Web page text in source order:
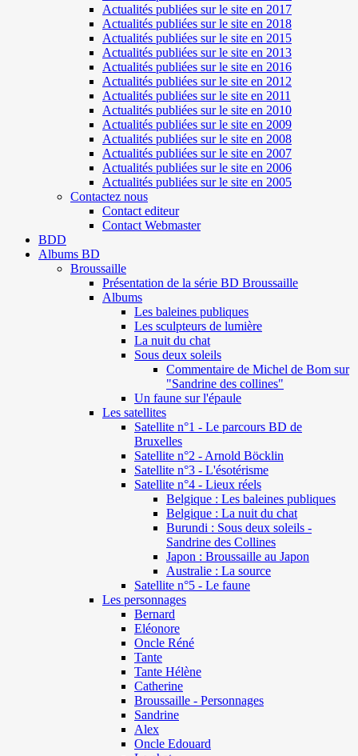
Actualités publiées sur le site en 2017
Actualités publiées sur le site en 2018
Actualités publiées sur le site en 2015
Actualités publiées sur le site en 2013
Actualités publiées sur le site en 2016
Actualités publiées sur le site en 2012
Actualités publiées sur le site en 2011
Actualités publiées sur le site en 2010
Actualités publiées sur le site en 2009
Actualités publiées sur le site en 2008
Actualités publiées sur le site en 2007
Actualités publiées sur le site en 2006
Actualités publiées sur le site en 2005
Contactez nous
Contact editeur
Contact Webmaster
BDD
Albums BD
Broussaille
Présentation de la série BD Broussaille
Albums
Les baleines publiques
Les sculpteurs de lumière
La nuit du chat
Sous deux soleils
Commentaire de Michel de Bom sur
"Sandrine des collines"
Un faune sur l'épaule
Les satellites
Satellite n°1 - Le parcours BD de
Bruxelles
Satellite n°2 - Arnold Böcklin
Satellite n°3 - L'ésotérisme
Satellite n°4 - Lieux réels
Belgique : Les baleines publiques
Belgique : La nuit du chat
Burundi : Sous deux soleils -
Sandrine des Collines
Japon : Broussaille au Japon
Australie : La source
Satellite n°5 - Le faune
Les personnages
Bernard
Eléonore
Oncle Réné
Tante
Tante Hélène
Catherine
Broussaille - Personnages
Sandrine
Alex
Oncle Edouard